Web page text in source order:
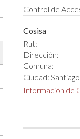
Control de
Cosisa
Rut:
Dirección:
Comuna:
Ciudad: Santiago
Información de